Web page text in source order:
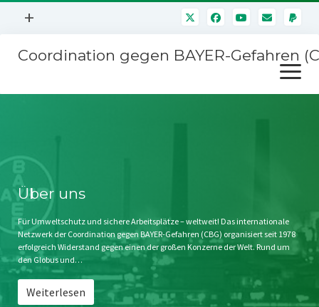
Menü
+
Mitmachen
Kontakt
Impressum
Störfälle
Coordination gegen BAYER-Gefahren
Menü
öffnen
Stichwort BAYER
Jahrestagung
SPENDEN
Über uns
Für Umweltschutz und sichere Arbeitsplätze – weltweit! Das internationale
Netzwerk der Coordination gegen BAYER-Gefahren (CBG) organisiert seit 1978
erfolgreich Widerstand gegen einen der großen Konzerne der Welt. Rund um
den Globus und…
Weiterlesen